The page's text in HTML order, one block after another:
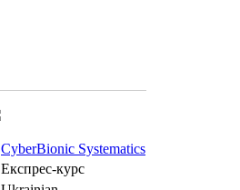
CyberBionic Systematics
Експрес-курс